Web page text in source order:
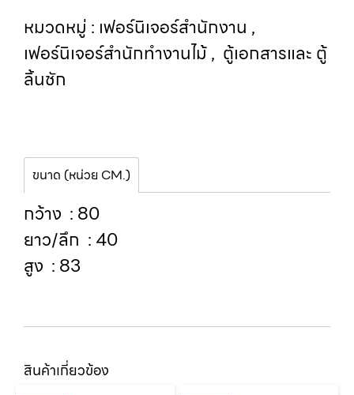
หมวดหมู่ : เฟอร์นิเจอร์สำนักงาน ,
เฟอร์นิเจอร์สำนักทำงานไม้, ตู้เอกสารและ ตู้
ลิ้นชัก
ขนาด (หน่วย CM.)
กว้าง : 80
ยาว/ลึก : 40
สูง : 83
สินค้าเกี่ยวข้อง